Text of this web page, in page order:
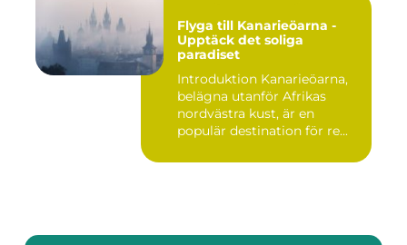
Flyga till Kanarieöarna -
Upptäck det soliga
paradiset
Introduktion Kanarieöarna,
belägna utanför Afrikas
nordvästra kust, är en
populär destination för re...